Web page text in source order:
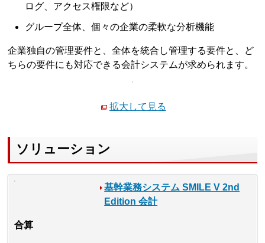
ログ、アクセス権限など）
グループ全体、個々の企業の柔軟な分析機能
企業独自の管理要件と、全体を統合し管理する要件と、ど
ちらの要件にも対応できる会計システムが求められます。
拡大して見る
ソリューション
基幹業務システム SMILE V 2nd
Edition 会計
合算